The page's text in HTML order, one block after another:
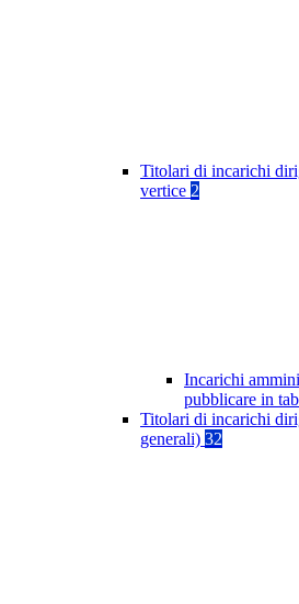
Titolari di incarichi
vertice 2
Incarichi
pubblicare in
Titolari di incarichi
generali) 32